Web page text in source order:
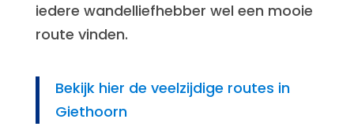
iedere wandelliefhebber wel een mooie
route vinden.
Bekijk hier de veelzijdige routes in
Giethoorn